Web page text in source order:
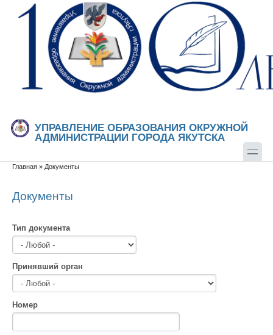
Перейти к основному содержанию
Skip to search
УПРАВЛЕНИЕ ОБРАЗОВАНИЯ ОКРУЖНОЙ
АДМИНИСТРАЦИИ ГОРОДА ЯКУТСКА
Вы здесь
Главная » Документы
Документы
Тип документа
Принявший орган
Номер